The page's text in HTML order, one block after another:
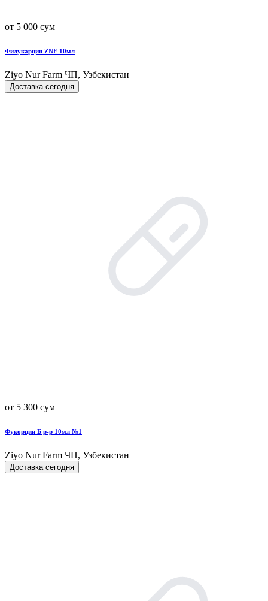
от 5 000 сум
Филукарцин ZNF 10мл
Ziyo Nur Farm ЧП, Узбекистан
Доставка сегодня
от 5 300 сум
Фукорцин Б р-р 10мл №1
Ziyo Nur Farm ЧП, Узбекистан
Доставка сегодня